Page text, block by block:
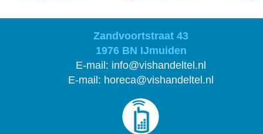
Zandvoortstraat 43
1976 BN IJmuiden
E-mail: info@vishandeltel.nl
E-mail: horeca@vishandeltel.nl